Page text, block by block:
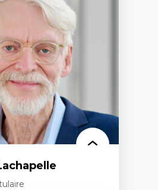
aux sciences
des sciences/STIM dans une
de care
des